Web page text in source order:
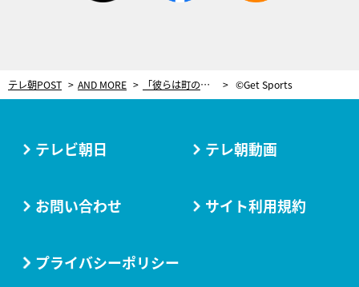
テレ朝POST AND MORE 「彼らは町の悲願」―カーリング男子代表を支え続けた軽井沢町民たちが見た夢 ©Get Sports
テレビ朝日 テレ朝動画
お問い合わせ サイト利用規約
プライバシーポリシー